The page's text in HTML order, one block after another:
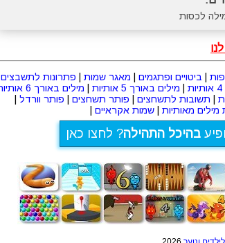
לכסות
ביטויים ופתגמים מאגר שמות פתרונות לתשבצים
מילים באורך 5 אותיות מילים באורך 6 אותיות
תשובות לתשחצים פותר תשחצים פותר וורדל
מאותיות שמות אקראיים
בהיכל התהילה? לחצו כאן